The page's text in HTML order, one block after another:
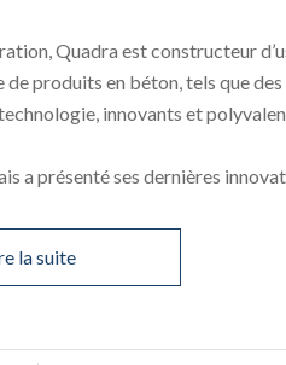
Quadra est constructeur
produits en béton, tels que
innovants et
a présenté ses dernières
la suite